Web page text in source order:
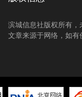
滨城信息社版权所有
文章来源于网络，如有